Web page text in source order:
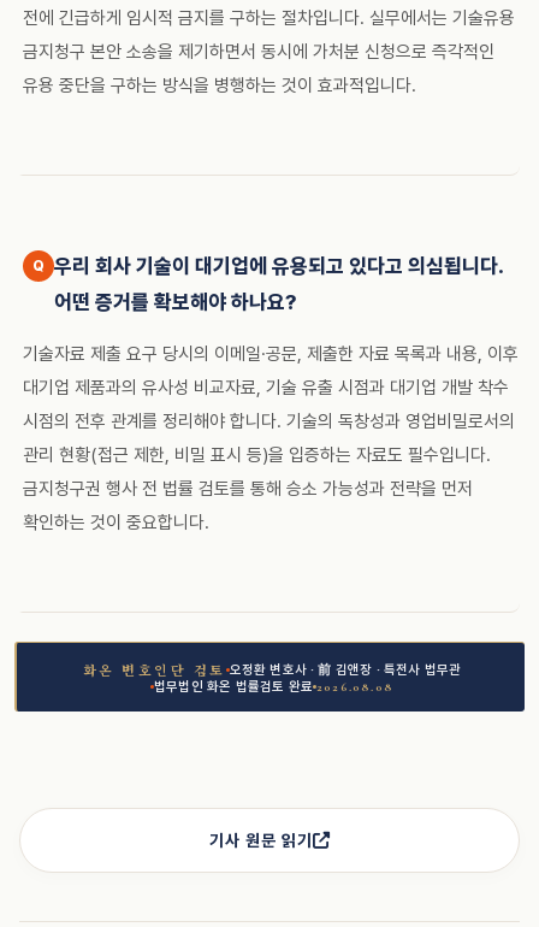
전에 긴급하게 임시적 금지를 구하는 절차입니다. 실무에서는 기술유용
금지청구 본안 소송을 제기하면서 동시에 가처분 신청으로 즉각적인
유용 중단을 구하는 방식을 병행하는 것이 효과적입니다.
우리 회사 기술이 대기업에 유용되고 있다고 의심됩니다.
어떤 증거를 확보해야 하나요?
기술자료 제출 요구 당시의 이메일·공문, 제출한 자료 목록과 내용, 이후
대기업 제품과의 유사성 비교자료, 기술 유출 시점과 대기업 개발 착수
시점의 전후 관계를 정리해야 합니다. 기술의 독창성과 영업비밀로서의
관리 현황(접근 제한, 비밀 표시 등)을 입증하는 자료도 필수입니다.
금지청구권 행사 전 법률 검토를 통해 승소 가능성과 전략을 먼저
확인하는 것이 중요합니다.
화온 변호인단 검토 오정환 변호사 · 前 김앤장 · 특전사 법무관
법무법인 화온 법률검토 완료 2026.08.08
기사 원문 읽기